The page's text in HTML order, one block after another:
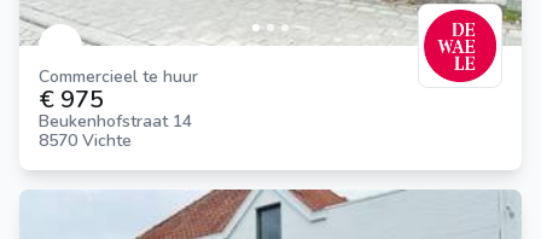
Commercieel te huur
€ 975
Beukenhofstraat 14
8570 Vichte